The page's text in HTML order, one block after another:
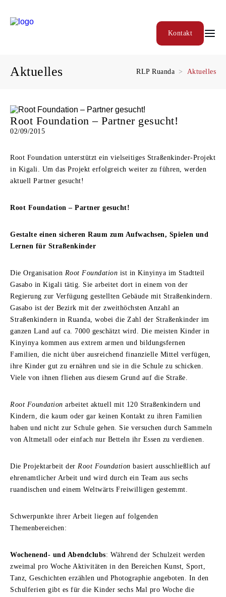
Kontakt
Aktuelles RLP Ruanda Aktuelles
02/09/2015
Root Foundation – Partner gesucht!
Root Foundation unterstützt ein vielseitiges Straßenkinder-Projekt
in Kigali. Um das Projekt erfolgreich weiter zu führen, werden
aktuell Partner gesucht!
Root Foundation – Partner gesucht!
Gestalte einen sicheren Raum zum Aufwachsen, Spielen und
Lernen für Straßenkinder
Die Organisation Root Foundation ist in Kinyinya im Stadtteil
Gasabo in Kigali tätig. Sie arbeitet dort in einem von der
Regierung zur Verfügung gestellten Gebäude mit Straßenkindern.
Gasabo ist der Bezirk mit der zweithöchsten Anzahl an
Straßenkindern in Ruanda, wobei die Zahl der Straßenkinder im
ganzen Land auf ca. 7000 geschätzt wird. Die meisten Kinder in
Kinyinya kommen aus extrem armen und bildungsfernen
Familien, die nicht über ausreichend finanzielle Mittel verfügen,
ihre Kinder gut zu ernähren und sie in die Schule zu schicken.
Viele von ihnen fliehen aus diesem Grund auf die Straße.
Root Foundation arbeitet aktuell mit 120 Straßenkindern und
Kindern, die kaum oder gar keinen Kontakt zu ihren Familien
haben und nicht zur Schule gehen. Sie versuchen durch Sammeln
von Altmetall oder einfach nur Betteln ihr Essen zu verdienen.
Die Projektarbeit der Root Foundation basiert ausschließlich auf
ehrenamtlicher Arbeit und wird durch ein Team aus sechs
ruandischen und einem Weltwärts Freiwilligen gestemmt.
Schwerpunkte ihrer Arbeit liegen auf folgenden
Themenbereichen:
Wochenend- und Abendclubs: Während der Schulzeit werden
zweimal pro Woche Aktivitäten in den Bereichen Kunst, Sport,
Tanz, Geschichten erzählen und Photographie angeboten. In den
Schulferien gibt es für die Kinder sechs Mal pro Woche die